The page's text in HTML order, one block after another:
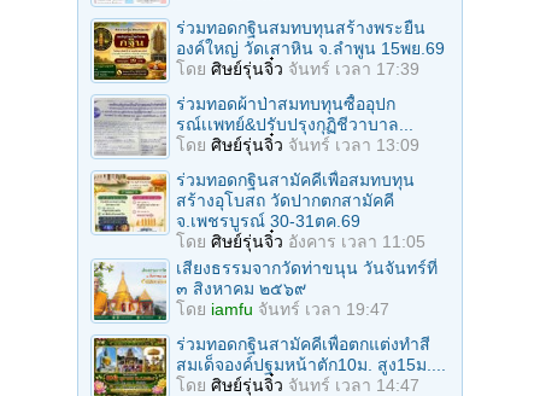
ร่วมทอดกฐินสมทบทุนสร้างพระยืน
องค์ใหญ่ วัดเสาหิน จ.ลําพูน 15พย.69
โดย ศิษย์รุ่นจิ๋ว จันทร์ เวลา 17:39
ร่วมทอดผ้าป่าสมทบทุนซื้ออุปก
รณ์เเพทย์&ปรับปรุงกุฏิชีวาบาล...
โดย ศิษย์รุ่นจิ๋ว จันทร์ เวลา 13:09
ร่วมทอดกฐินสามัคคีเพื่อสมทบทุน
สร้างอุโบสถ วัดปากตกสามัคคี
จ.เพชรบูรณ์ 30-31ตค.69
โดย ศิษย์รุ่นจิ๋ว อังคาร เวลา 11:05
เสียงธรรมจากวัดท่าขนุน วันจันทร์ที่
๓ สิงหาคม ๒๕๖๙
โดย iamfu จันทร์ เวลา 19:47
ร่วมทอดกฐินสามัคคีเพื่อตกแต่งทำสี
สมเด็จองค์ปฐมหน้าตัก10ม. สูง15ม....
โดย ศิษย์รุ่นจิ๋ว จันทร์ เวลา 14:47